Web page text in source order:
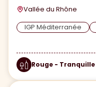
Vallée du Rhône
IGP Méditerranée
Rouge - Tranquille